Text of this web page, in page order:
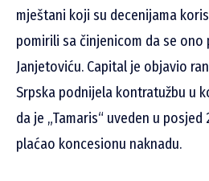
mještani koji su decenijama
pomirili sa činjenicom da se ono
Janjetoviću. Capital je objavio
Srpska podnijela kontratužbu u
da je „Tamaris“ uveden u
plaćao koncesionu naknadu.